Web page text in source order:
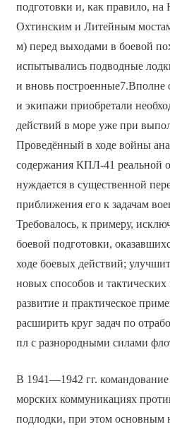
подготовки и, как правило, на
Охтинским и Литейным
м) перед выходами в боевой
испытывались подводные
и вновь построенные7.Вполне
и экипажи приобретали
действий в море уже при
Проведённый в ходе войны
содержания КПЛ-41 реальной
нуждается в существенной
приближения его к задачам
Требовалось, к примеру,
боевой подготовки,
ходе боевых действий;
новых способов и
развитие и практическое
расширить круг задач по
пл с разнородными силами
В 1941—1942 гг.
морских коммуникациях
подлодки, при этом основным